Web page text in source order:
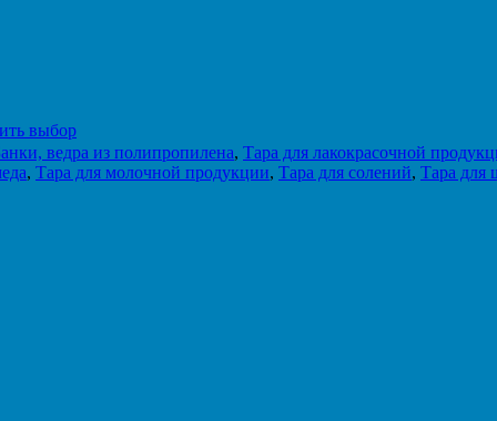
выбор
ведра из полипропилена, Тара для лакокрасочной
, Тара для молочной продукции, Тара для солений, Тара для